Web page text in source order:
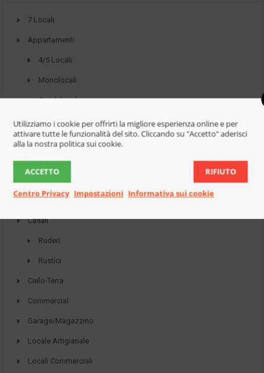
7 Locali
Appartamenti
4/5 Locali
Monolocali
Quadrilocale
Trilocale
Appartamento Con Ingresso Indipendente
Attività
Capannone
Casa Indipendente
Casali
Ruderi
Rustici
Cielo-Terra
Commercial
Garage/Magazzino
Locale Artigianale
Locali Commerciali
Utilizziamo i cookie per offrirti la migliore esperienza online e per
attivare tutte le funzionalità del sito. Cliccando su "Accetto" aderisci
alla la nostra politica sui cookie.
ACCETTO RIFIUTO
Centro Privacy Impostazioni Informativa sui cookie